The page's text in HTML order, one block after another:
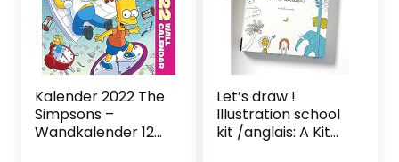
Kalender 2022 The
Simpsons –
Wandkalender 12
Let’s draw !
Illustration school
kit /anglais: A Kit